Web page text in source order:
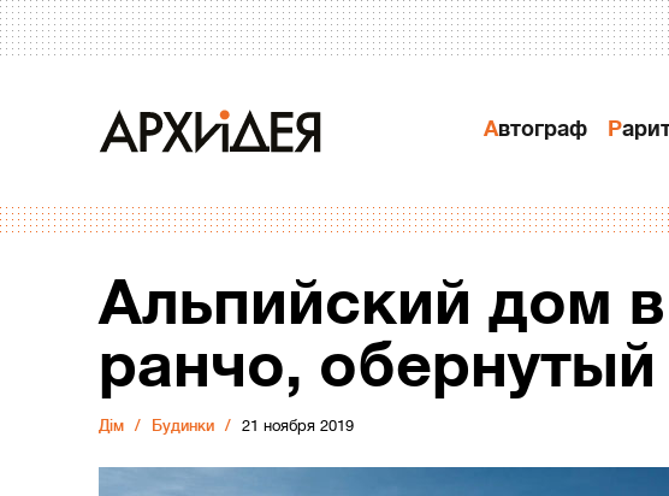
Автограф
Альпийский дом
ранчо,
Дiм Будинки 21 ноября 2019